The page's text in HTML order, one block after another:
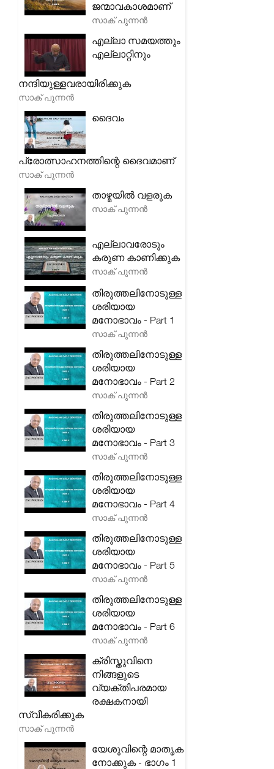
ജന്മാവകാശമാണ്
സാക് പുന്നൻ
എല്ലാ സമയത്തും
എല്ലാറ്റിനും
നന്ദിയുള്ളവരായിരിക്കുക
സാക് പുന്നൻ
ദൈവം
പ്രോത്സാഹനത്തിന്റെ ദൈവമാണ്
സാക് പുന്നൻ
താഴ്മയിൽ വളരുക
സാക് പുന്നൻ
എല്ലാവരോടും
കരുണ കാണിക്കുക
സാക് പുന്നൻ
തിരുത്തലിനോടുള്ള
ശരിയായ
മനോഭാവം - Part 1
സാക് പുന്നൻ
തിരുത്തലിനോടുള്ള
ശരിയായ
മനോഭാവം - Part 2
സാക് പുന്നൻ
തിരുത്തലിനോടുള്ള
ശരിയായ
മനോഭാവം - Part 3
സാക് പുന്നൻ
തിരുത്തലിനോടുള്ള
ശരിയായ
മനോഭാവം - Part 4
സാക് പുന്നൻ
തിരുത്തലിനോടുള്ള
ശരിയായ
മനോഭാവം - Part 5
സാക് പുന്നൻ
തിരുത്തലിനോടുള്ള
ശരിയായ
മനോഭാവം - Part 6
സാക് പുന്നൻ
ക്രിസ്തുവിനെ
നിങ്ങളുടെ
വ്യക്തിപരമായ
രക്ഷകനായി
സ്വീകരിക്കുക
സാക് പുന്നൻ
യേശുവിന്റെ മാതൃക
നോക്കുക - ഭാഗം 1